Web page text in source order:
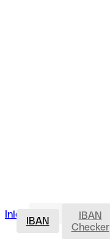
Inloggen Rekening openen
IBAN
IBAN
Checker